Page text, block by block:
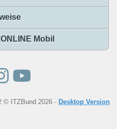
Mobil
© ITZBund 2026 - Desktop Version